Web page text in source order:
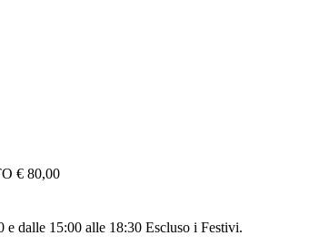
€ 80,00
dalle 15:00 alle 18:30 Escluso i Festivi.